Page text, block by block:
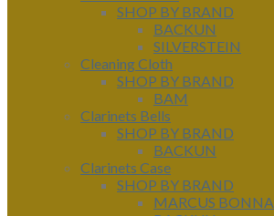
SHOP BY BRAND
BACKUN
SILVERSTEIN
Cleaning Cloth
SHOP BY BRAND
BAM
Clarinets Bells
SHOP BY BRAND
BACKUN
Clarinets Case
SHOP BY BRAND
MARCUS BONNA